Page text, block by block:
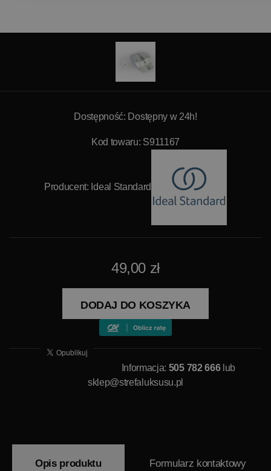
Dostępność: Dostępny w 24h!
Kod towaru: S911167
Producent: Ideal Standard
49,00 zł
DODAJ DO KOSZYKA
Informacja: 505 782 666lub
sklep@strefaluksusu.pl
Opis produktu Formularz kontaktowy